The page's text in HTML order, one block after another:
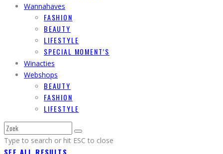
Wannahaves
FASHION
BEAUTY
LIFESTYLE
SPECIAL MOMENT’S
Winacties
Webshops
BEAUTY
FASHION
LIFESTYLE
Type to search or hit ESC to close
SEE ALL RESULTS